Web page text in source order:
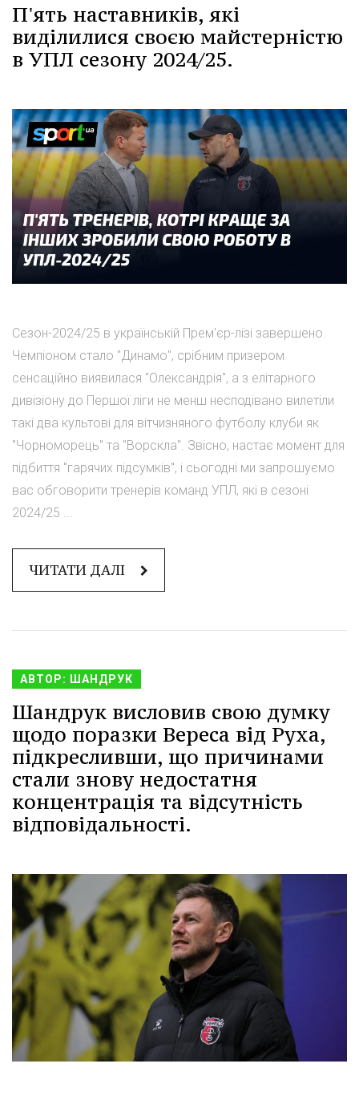
П'ять наставників, які
виділилися своєю майстерністю
в УПЛ сезону 2024/25.
Сезон-2024/25 в українській Прем'єр-лізі завершено.
Чемпіоном стало "Динамо", срібним призером
сенсаційно виявилася "Олександрія", а з елітарного
дивізіону до Першої ліги не менш несподівано вилетіли
такі два культові для вітчизняного футболу клуби як
"Чорноморець" та "Ворскла". Звісно, настає момент для
підбиття "гарячих підсумків", і сьогодні ми запрошуємо
вас обговорити тренерів команд УПЛ, які в сезоні
2024/25 ...
ЧИТАТИ ДАЛІ
АВТОР: ШАНДРУК
Шандрук висловив свою думку
щодо поразки Вереса від Руха,
підкресливши, що причинами
стали знову недостатня
концентрація та відсутність
відповідальності.